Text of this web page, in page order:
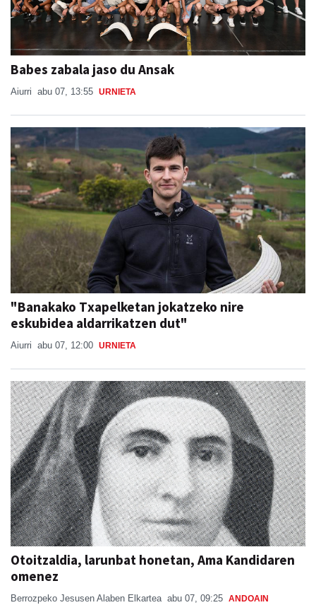
Babes zabala jaso du Ansak
Aiurri abu 07, 13:55 URNIETA
"Banakako Txapelketan jokatzeko nire
eskubidea aldarrikatzen dut"
Aiurri abu 07, 12:00 URNIETA
Otoitzaldia, larunbat honetan, Ama Kandidaren
omenez
Berrozpeko Jesusen Alaben Elkartea abu 07, 09:25 ANDOAIN